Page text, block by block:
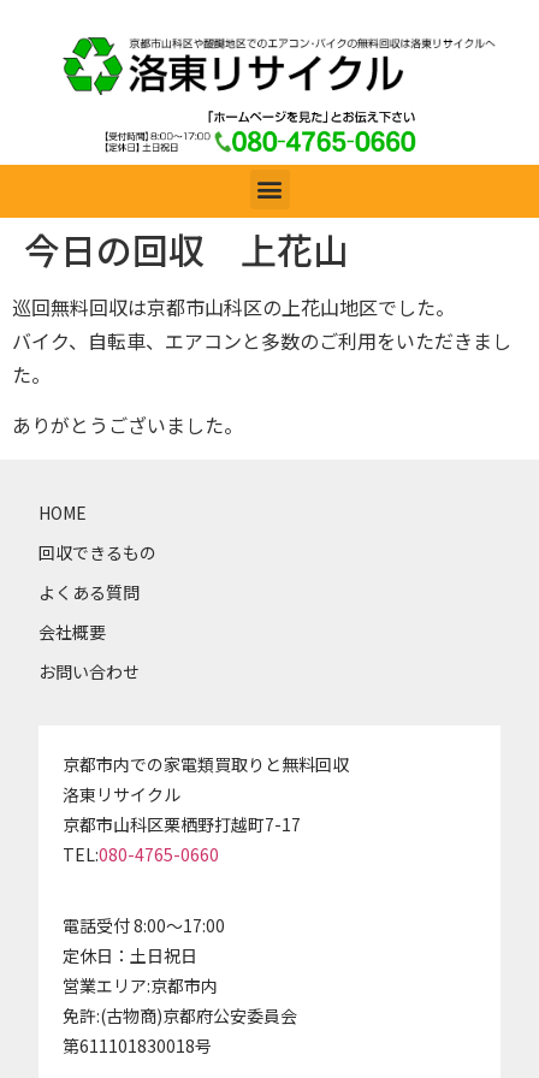
今日の回収 上花山
巡回無料回収は京都市山科区の上花山地区でした。
バイク、自転車、エアコンと多数のご利用をいただきまし
た。
ありがとうございました。
HOME
回収できるもの
よくある質問
会社概要
お問い合わせ
京都市内での家電類買取りと無料回収
洛東リサイクル
京都市山科区栗栖野打越町7-17
TEL:080-4765-0660
電話受付 8:00～17:00
定休日：土日祝日
営業エリア:京都市内
免許:(古物商)京都府公安委員会
第611101830018号